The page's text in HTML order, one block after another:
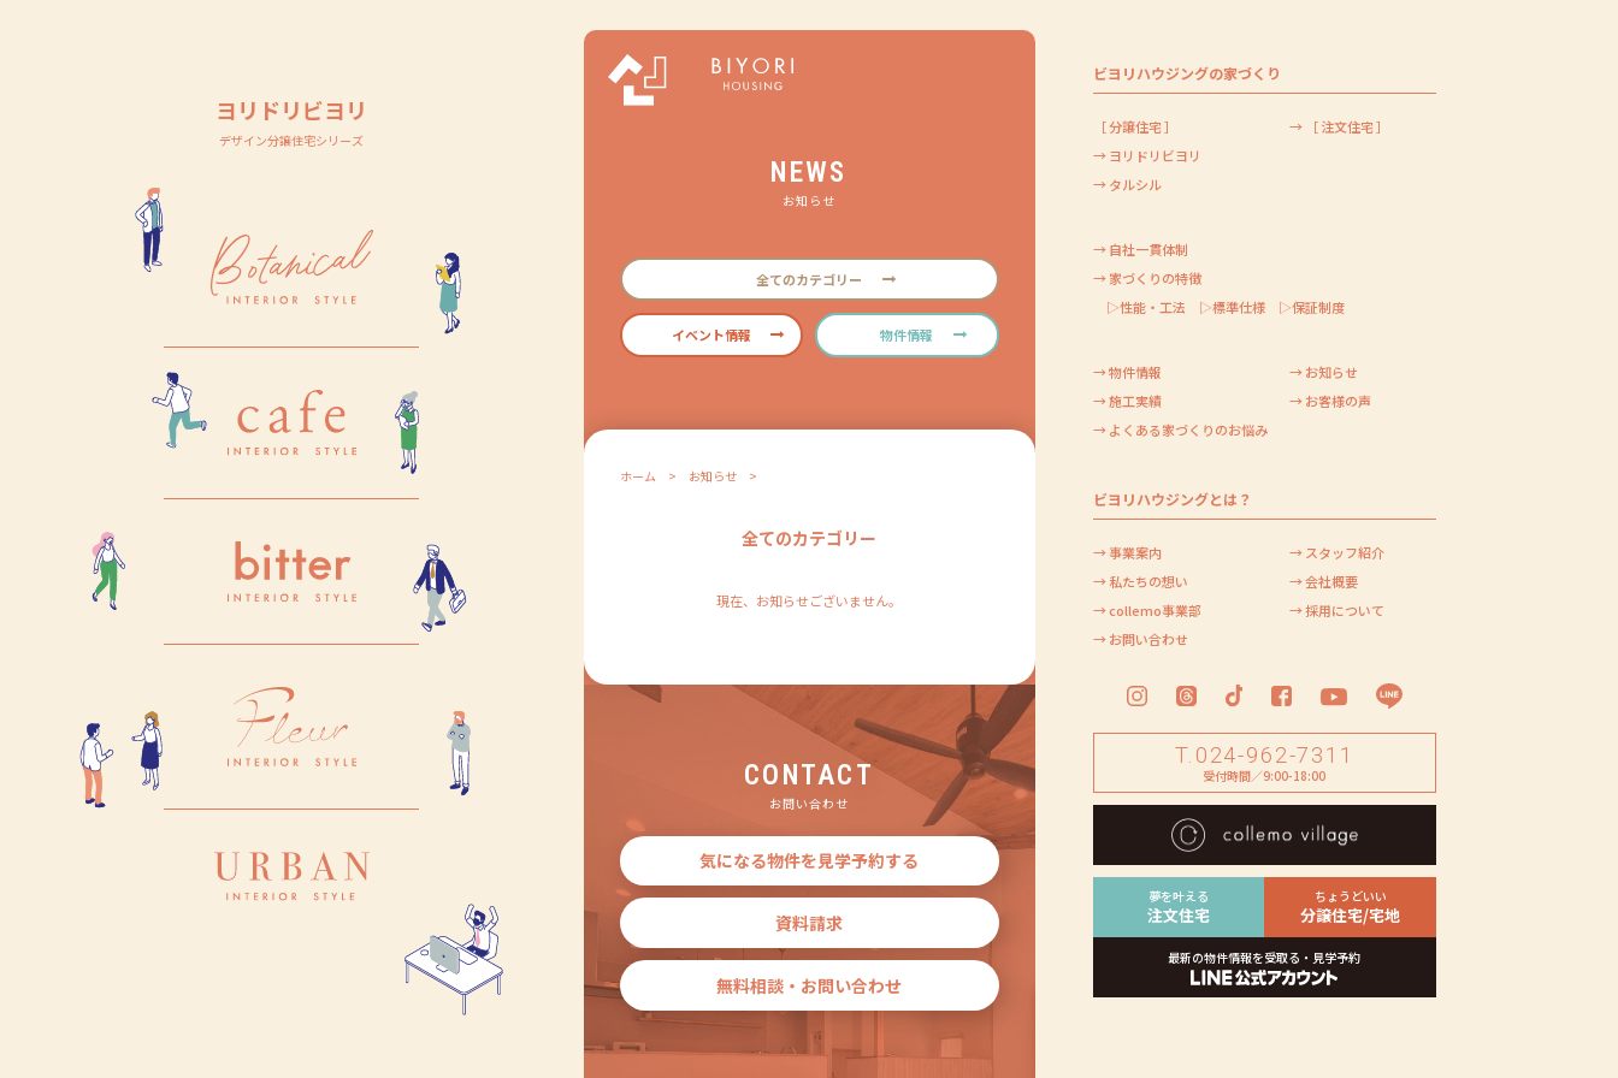
ヨリドリビヨリ
デザイン分譲住宅シリーズ
ビヨリハウジングの家づくり
［ 分譲住宅 ］
→ ヨリドリビヨリ
→ タルシル
→ ［ 注文住宅 ］
→ 自社一貫体制
→ 家づくりの特徴
▷性能・工法
▷標準仕様 ▷保証制度
→ 物件情報
→ 施工実績
→ よくある家づくりのお悩み
→ お知らせ
→ お客様の声
ビヨリハウジングとは？
→ 事業案内
→ 私たちの想い
→ collemo事業部
→ お問い合わせ
→ スタッフ紹介
→ 会社概要
→ 採用について
T.024-962-7311
受付時間／9:00-18:00
夢を叶える
注文住宅
ちょうどいい
分譲住宅/宅地
最新の物件情報を受取る・見学予約
NEWS
お知らせ
全てのカテゴリー
イベント情報 物件情報
ホーム > お知らせ>
全てのカテゴリー
現在、お知らせございません。
CONTACT
お問い合わせ
気になる物件を見学予約する
資料請求
無料相談・お問い合わせ